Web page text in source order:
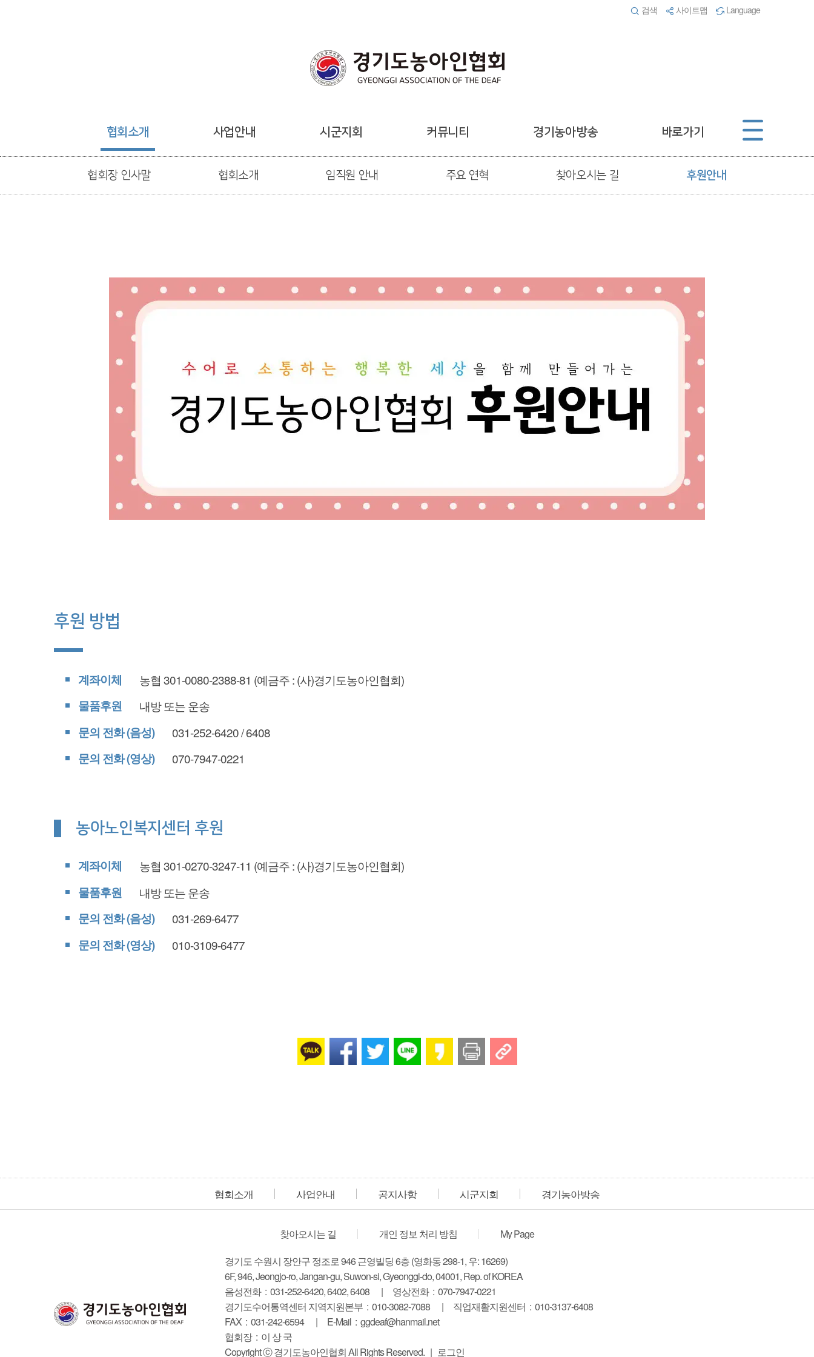
검색 사이트맵 Language
협회소개 사업안내 시군지회 커뮤니티 경기농아방송 바로가기
협회장 인사말 협회소개 임직원 안내 주요 연혁 찾아오시는 길 후원안내
후원 방법
계좌이체 농협 301-0080-2388-81 (예금주 : (사)경기도농아인협회)
물품후원
내방 또는 운송
문의 전화 (음성)
031-252-6420 / 6408
문의 전화 (영상)
070-7947-0221
농아노인복지센터 후원
계좌이체 농협 301-0270-3247-11 (예금주 : (사)경기도농아인협회)
물품후원
내방 또는 운송
문의 전화 (음성)
031-269-6477
문의 전화 (영상)
010-3109-6477
협회소개 사업안내 공지사항 시군지회 경기농아방송
찾아오시는 길 개인 정보 처리 방침
My Page
경기도 수원시 장안구 정조로 946 근영빌딩 6층(영화동 298-1, 우: 16269)
6F, 946, Jeongjo-ro, Jangan-gu, Suwon-si,Gyeonggi-do, 04001, Rep. of KOREA
음성전화 : 031-252-6420, 6402, 6408
영상전화 : 070-7947-0221
경기도수어통역센터 지역지원본부 : 010-3082-7088
직업재활지원센터 : 010-3137-6408
FAX : 031-242-6594 E-Mail : ggdeaf@hanmail.net
협회장 : 이 상 국
Copyright ⓒ 경기도농아인협회All Rights Reserved.| 로그인